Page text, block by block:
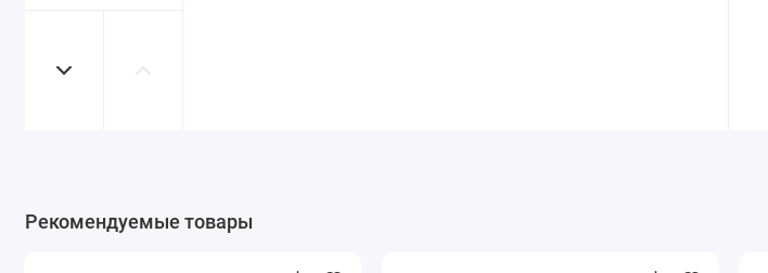
Рекомендуемые товары